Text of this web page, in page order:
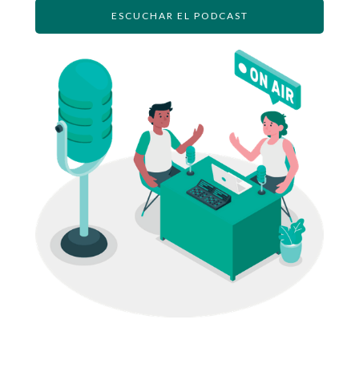
ESCUCHAR EL PODCAST